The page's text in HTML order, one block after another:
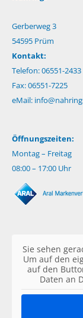
Gerberweg 3
54595 Prüm
Kontakt:
Telefon: 06551-2433
Fax: 06551-7225
eMail:
Öffnungszeiten:
Montag – Freitag
08:00 – 17:00 Uhr
Sie sehen
Um auf den
auf den
Daten an